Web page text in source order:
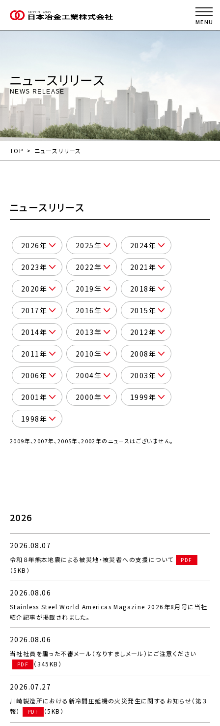
ニュースリリース
NEWS RELEASE
TOP ニュースリリース
ニュースリリース
2026年 2025年 2024年
2023年 2022年 2021年
2020年 2019年 2018年
2017年 2016年 2015年
2014年 2013年 2012年
2011年 2010年 2008年
2006年 2004年 2003年
2001年 2000年 1999年
1998年
2009年、2007年、2005年、2002年のニュースはございません。
2026
2026.08.07
令和８年熊本地震による被災地・被災者への支援について PDF
（5KB）
2026.08.06
Stainless Steel World Americas Magazine 2026年8月号に当社
紹介記事が掲載されました。
2026.08.06
当社社員を騙った不審メール（なりすましメール）にご注意ください
PDF （345KB）
2026.07.27
川崎製造所における新冷間圧延機の火災発生に関するお知らせ（第３
報）
PDF （5KB）